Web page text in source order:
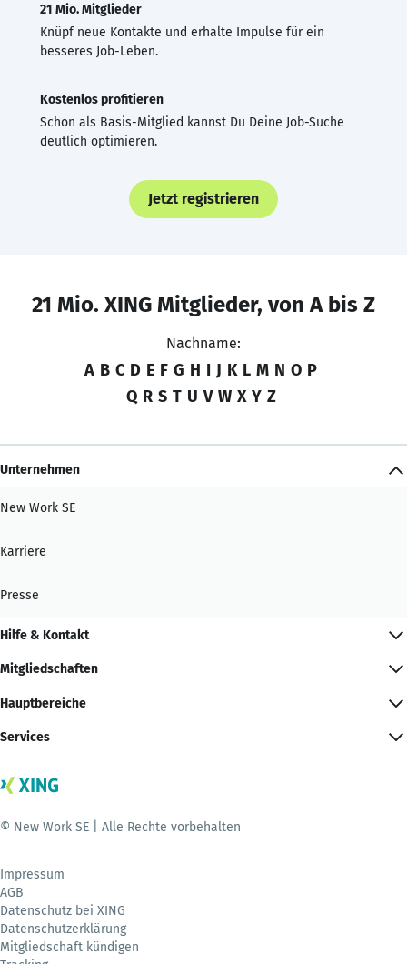
21 Mio. Mitglieder
Knüpf neue Kontakte und erhalte Impulse für ein
besseres Job-Leben.
Kostenlos profitieren
Schon als Basis-Mitglied kannst Du Deine Job-Suche
deutlich optimieren.
Jetzt registrieren
21 Mio. XING Mitglieder, von A bis Z
Nachname:
A B C D E F G H I J K L M N O P
Q R S T U V W X Y Z
Unternehmen
New Work SE
Karriere
Presse
Hilfe & Kontakt
Mitgliedschaften
Hauptbereiche
Services
© New Work SE | Alle Rechte vorbehalten
Impressum
AGB
Datenschutz bei XING
Datenschutzerklärung
Mitgliedschaft kündigen